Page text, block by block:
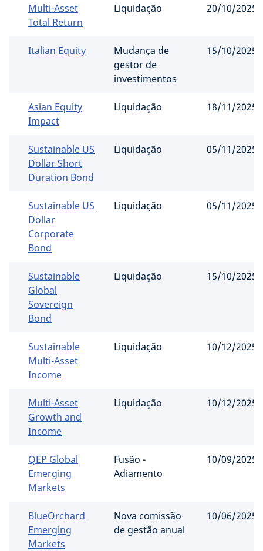
Multi-Asset
Total Return
Liquidação 20/10/2025
Italian Equity
Mudança de
gestor de
investimentos
15/10/2025
Asian Equity
Impact
Liquidação 18/11/2025
Sustainable US
Dollar Short
Duration Bond
Liquidação 05/11/2025
Sustainable US
Dollar
Corporate
Bond
Liquidação 05/11/2025
Sustainable
Global
Sovereign
Bond
Liquidação 15/10/2025
Sustainable
Multi-Asset
Income
Liquidação 10/12/2025
Multi-Asset
Growth and
Income
Liquidação 10/12/2025
QEP Global
Emerging
Markets
Fusão -
Adiamento
10/09/2025
BlueOrchard
Emerging
Markets
Nova comissão
de gestão anual
10/06/2025